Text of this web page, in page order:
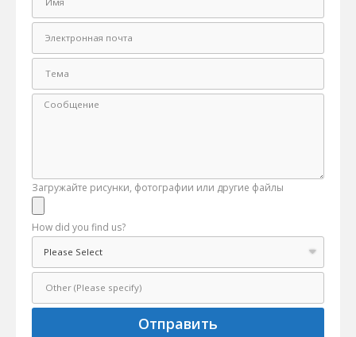
Загружайте рисунки, фотографии или другие файлы
How did you find us?
Отправить